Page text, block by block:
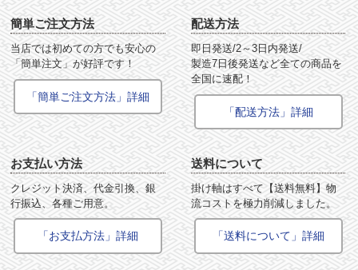
簡単ご注文方法
当店では初めての方でも安心の
「簡単注文」が好評です！
「簡単ご注文方法」詳細
配送方法
即日発送/2～3日内発送/
製造7日後発送など全ての商品を
全国に速配！
「配送方法」詳細
お支払い方法
クレジット決済、代金引換、銀
行振込、各種ご用意。
「お支払方法」詳細
送料について
掛け軸はすべて【送料無料】物
流コストを極力削減しました。
「送料について」詳細